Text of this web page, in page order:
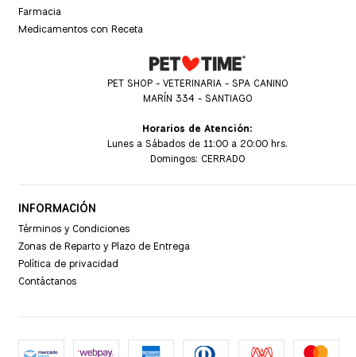
Farmacia
Medicamentos con Receta
PET SHOP - VETERINARIA - SPA CANINO
MARÍN 334 - SANTIAGO
Horarios de Atención:
Lunes a Sábados de 11:00 a 20:00 hrs.
Domingos: CERRADO
INFORMACIÓN
Términos y Condiciones
Zonas de Reparto y Plazo de Entrega
Política de privacidad
Contáctanos